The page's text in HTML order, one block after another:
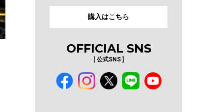
購入はこちら
OFFICIAL SNS
[ 公式SNS ]